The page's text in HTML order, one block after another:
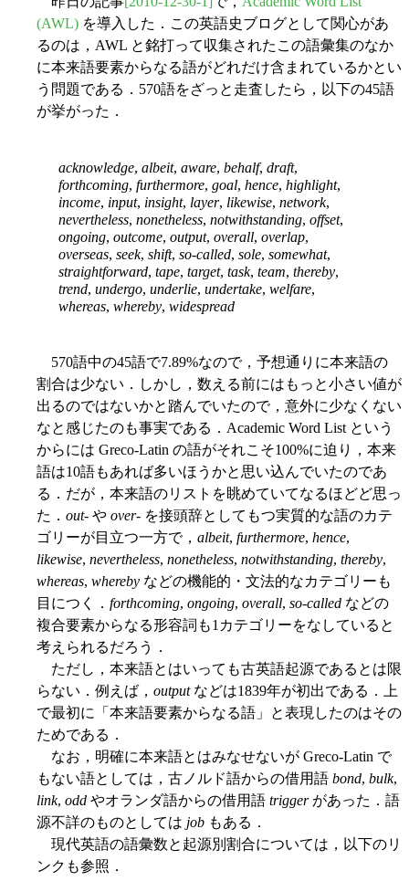
(AWL) を導入した．この英語史ブログとして関心があ
るのは，AWL と銘打って収集されたこの語彙集のなか
に本来語要素からなる語がどれだけ含まれているかとい
う問題である．570語をざっと走査したら，以下の45語
が挙がった．
acknowledge, albeit, aware, behalf, draft,
forthcoming, furthermore, goal, hence, highlight,
income, input, insight, layer, likewise, network,
nevertheless, nonetheless, notwithstanding, offset,
ongoing, outcome, output, overall, overlap,
overseas, seek, shift, so-called, sole, somewhat,
straightforward, tape, target, task, team, thereby,
trend, undergo, underlie, undertake, welfare,
whereas, whereby, widespread
570語中の45語で7.89%なので，予想通りに本来語の
割合は少ない．しかし，数える前にはもっと小さい値が
出るのではないかと踏んでいたので，意外に少なくない
なと感じたのも事実である．Academic Word List という
からには Greco-Latin の語がそれこそ100%に迫り，本来
語は10語もあれば多いほうかと思い込んでいたのであ
る．だが，本来語のリストを眺めていてなるほどど思っ
た． out- や over- を接頭辞としてもつ実質的な語のカテ
ゴリーが目立つ一方で， albeit, furthermore, hence,
likewise, nevertheless, nonetheless, notwithstanding, thereby,
whereas, whereby などの機能的・文法的なカテゴリーも
目につく． forthcoming, ongoing, overall, so-called などの
複合要素からなる形容詞も1カテゴリーをなしていると
考えられるだろう．
ただし，本来語とはいっても古英語起源であるとは限
らない．例えば， outputなどは1839年が初出である．上
で最初に「本来語要素からなる語」と表現したのはその
ためである．
なお，明確に本来語とはみなせないが Greco-Latin で
もない語としては，古ノルド語からの借用語 bond, bulk,
link, odd やオランダ語からの借用語 triggerがあった．語
源不詳のものとしては job もある．
現代英語の語彙数と起源別割合については，以下のリ
ンクも参照．